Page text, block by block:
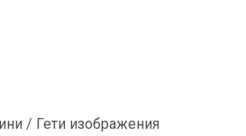
/ Гети изображения